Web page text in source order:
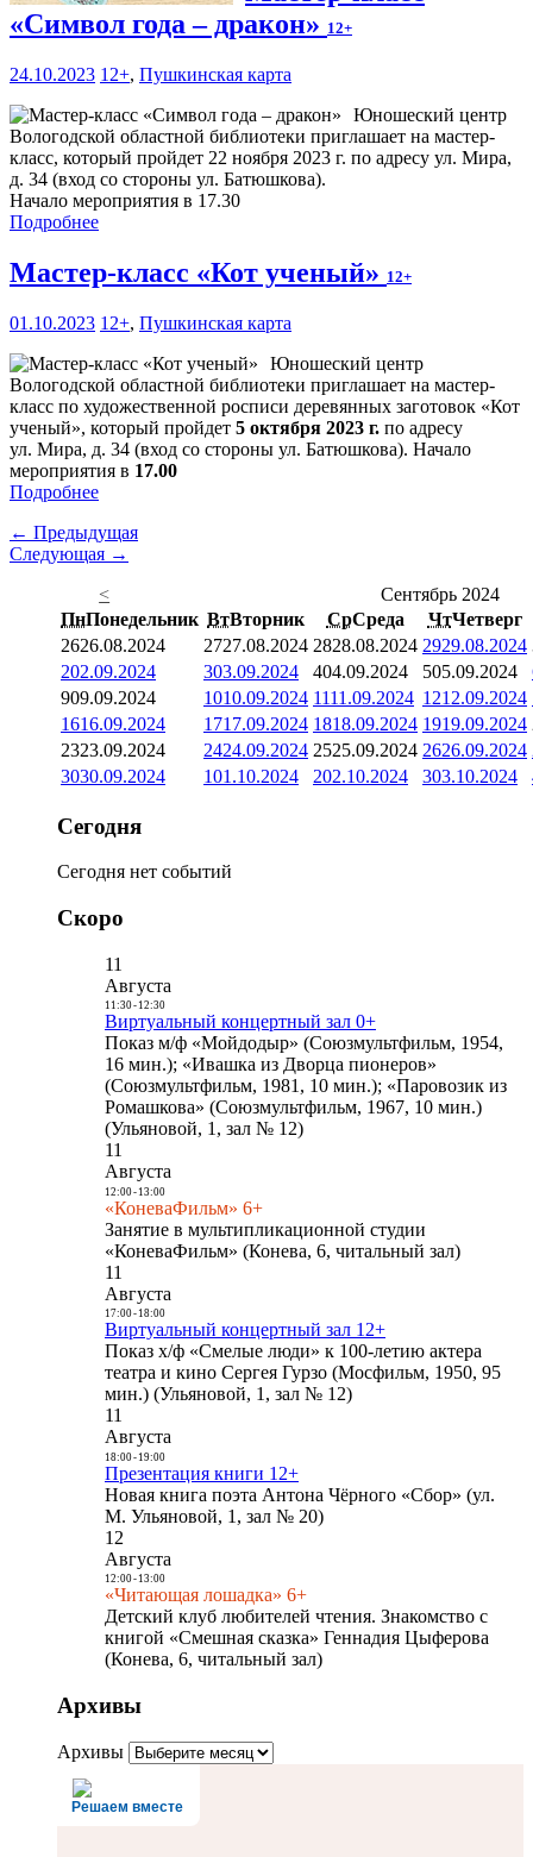
«Символ года – дракон» 12+
24.10.2023 12+, Пушкинская карта
Юношеский центр
Вологодской областной библиотеки приглашает на мастер-
класс, который пройдет 22 ноября 2023 г. по адресу ул. Мира,
д. 34 (вход со стороны ул. Батюшкова).
Начало мероприятия в 17.30
Подробнее
Мастер-класс «Кот ученый» 12+
01.10.2023 12+, Пушкинская карта
Юношеский центр
Вологодской областной библиотеки приглашает на мастер-
класс по художественной росписи деревянных заготовок «Кот
ученый», который пройдет 5 октября 2023 г. по адресу
ул. Мира, д. 34 (вход со стороны ул. Батюшкова). Начало
мероприятия в 17.00
Подробнее
← Предыдущая
Следующая →
<
Сентябрь 2024
ПнПонедельник ВтВторник СрСреда ЧтЧетверг
2626.08.2024 2727.08.2024 2828.08.2024 2929.08.2024
202.09.2024 303.09.2024 404.09.2024 505.09.2024
909.09.2024 1010.09.2024 1111.09.2024 1212.09.2024
1616.09.2024 1717.09.2024 1818.09.2024 1919.09.2024
2323.09.2024 2424.09.2024 2525.09.2024 2626.09.2024
3030.09.2024 101.10.2024 202.10.2024 303.10.2024
Сегодня
Сегодня нет событий
Скоро
11
Августа
11:30- 12:30
Виртуальный концертный зал 0+
Показ м/ф «Мойдодыр» (Союзмультфильм, 1954,
16 мин.); «Ивашка из Дворца пионеров»
(Союзмультфильм, 1981, 10 мин.); «Паровозик из
Ромашкова» (Союзмультфильм, 1967, 10 мин.)
(Ульяновой, 1, зал № 12)
11
Августа
12:00- 13:00
«КоневаФильм» 6+
Занятие в мультипликационной студии
«КоневаФильм» (Конева, 6, читальный зал)
11
Августа
17:00- 18:00
Виртуальный концертный зал 12+
Показ х/ф «Смелые люди» к 100-летию актера
театра и кино Сергея Гурзо (Мосфильм, 1950, 95
мин.) (Ульяновой, 1, зал № 12)
11
Августа
18:00- 19:00
Презентация книги 12+
Новая книга поэта Антона Чёрного «Сбор» (ул.
М. Ульяновой, 1, зал № 20)
12
Августа
12:00- 13:00
«Читающая лошадка» 6+
Детский клуб любителей чтения. Знакомство с
книгой «Смешная сказка» Геннадия Цыферова
(Конева, 6, читальный зал)
Архивы
Архивы
Решаем вместе